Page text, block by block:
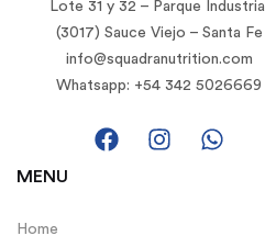
Lote 31 y 32 – Parque Industrial
(3017) Sauce Viejo – Santa Fe
info@squadranutrition.com
Whatsapp: +54 342 5026669
MENU
Home